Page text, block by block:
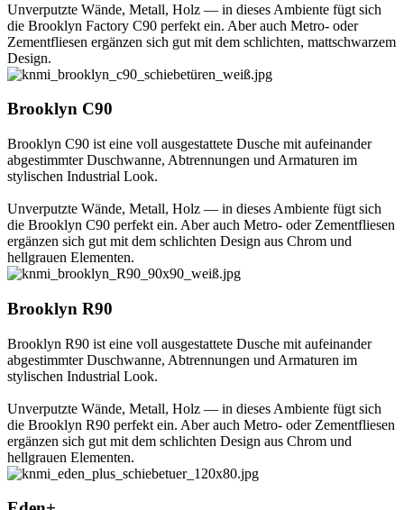
Unverputzte Wände, Metall, Holz — in dieses Ambiente fügt sich
die Brooklyn Factory C90 perfekt ein. Aber auch Metro- oder
Zementfliesen ergänzen sich gut mit dem schlichten, mattschwarzem
Design.
Brooklyn C90
Brooklyn C90 ist eine voll ausgestattete Dusche mit aufeinander
abgestimmter Duschwanne, Abtrennungen und Armaturen im
stylischen Industrial Look.
Unverputzte Wände, Metall, Holz — in dieses Ambiente fügt sich
die Brooklyn C90 perfekt ein. Aber auch Metro- oder Zementfliesen
ergänzen sich gut mit dem schlichten Design aus Chrom und
hellgrauen Elementen.
Brooklyn R90
Brooklyn R90 ist eine voll ausgestattete Dusche mit aufeinander
abgestimmter Duschwanne, Abtrennungen und Armaturen im
stylischen Industrial Look.
Unverputzte Wände, Metall, Holz — in dieses Ambiente fügt sich
die Brooklyn R90 perfekt ein. Aber auch Metro- oder Zementfliesen
ergänzen sich gut mit dem schlichten Design aus Chrom und
hellgrauen Elementen.